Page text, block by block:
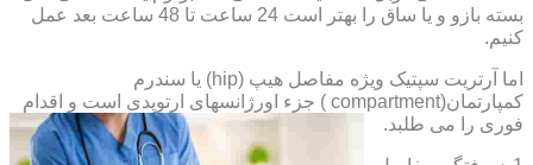
بسته بازو و یا ساق را بهتر است 24 ساعت تا 48 ساعت بعد عمل
کنیم.
اما آرتریت سپتیک ویژه مفاصل هیپ (hip) یا سندرم
کمپارتمان(compartment ) جزء اورژانسهای ارتوپدی است و اقدام
فوری را می طلبد.